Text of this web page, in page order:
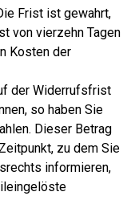
Frist ist gewahrt,
von vierzehn Tagen
Kosten der
der Widerrufsfrist
so haben Sie
Dieser Betrag
zu dem Sie
informieren,